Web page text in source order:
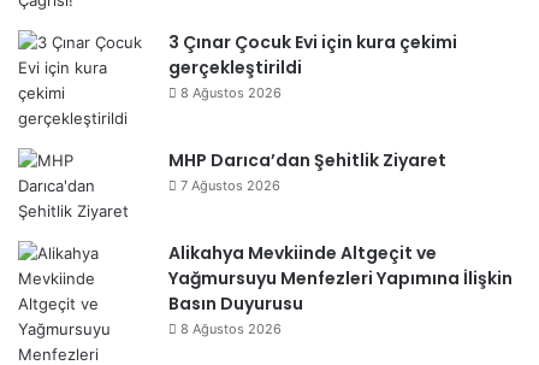
3 Çınar Çocuk Evi için kura çekimi
gerçekleştirildi
8 Ağustos 2026
MHP Darıca’dan Şehitlik Ziyaret
7 Ağustos 2026
Alikahya Mevkiinde Altgeçit ve
Yağmursuyu Menfezleri Yapımına İlişkin
Basın Duyurusu
8 Ağustos 2026